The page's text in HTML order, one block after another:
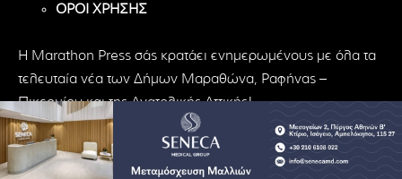
ΟΡΟΙ ΧΡΗΣΗΣ
H Marathon Press σάς κρατάει ενημερωμένους με όλα τα
τελευταία νέα των Δήμων Μαραθώνα, Ραφήνας –
Πικερμίου και της Ανατολικής Αττικής!
© Marathon Press | All Rights Reserved